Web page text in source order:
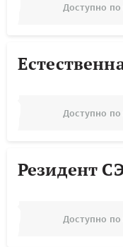
Доступно по
Доступно по
Резидент
Доступно по